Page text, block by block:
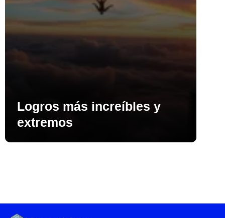
Logros más increíbles y
extremos